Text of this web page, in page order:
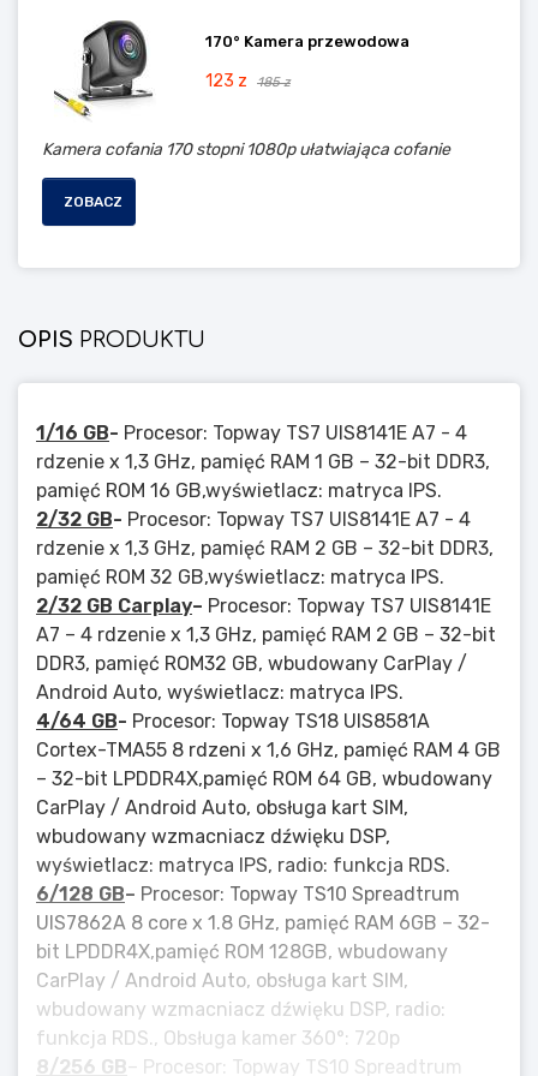
170° Kamera przewodowa
123 z 185 z
Kamera cofania 170 stopni 1080p ułatwiająca cofanie
ZOBACZ
OPIS PRODUKTU
1/16 GB- Procesor: Topway TS7 UIS8141E A7 - 4
rdzenie x 1,3 GHz, pamięć RAM 1 GB – 32-bit DDR3,
pamięć ROM 16 GB,wyświetlacz: matryca IPS.
2/32 GB- Procesor: Topway TS7 UIS8141E A7 - 4
rdzenie x 1,3 GHz, pamięć RAM 2 GB – 32-bit DDR3,
pamięć ROM 32 GB,wyświetlacz: matryca IPS.
2/32 GB Carplay– Procesor: Topway TS7 UIS8141E
A7 – 4 rdzenie x 1,3 GHz, pamięć RAM 2 GB – 32-bit
DDR3, pamięć ROM32 GB, wbudowany CarPlay /
Android Auto, wyświetlacz: matryca IPS.
4/64 GB- Procesor: Topway TS18 UIS8581A
Cortex-TMA55 8 rdzeni x 1,6 GHz, pamięć RAM 4 GB
– 32-bit LPDDR4X,pamięć ROM 64 GB, wbudowany
CarPlay / Android Auto, obsługa kart SIM,
wbudowany wzmacniacz dźwięku DSP,
wyświetlacz: matryca IPS, radio: funkcja RDS.
6/128 GB– Procesor: Topway TS10 Spreadtrum
UIS7862A 8 core x 1.8 GHz, pamięć RAM 6GB – 32-
bit LPDDR4X,pamięć ROM 128GB, wbudowany
CarPlay / Android Auto, obsługa kart SIM,
wbudowany wzmacniacz dźwięku DSP, radio:
funkcja RDS., Obsługa kamer 360°: 720p
8/256 GB– Procesor: Topway TS10 Spreadtrum